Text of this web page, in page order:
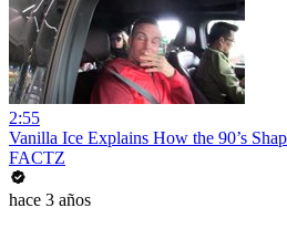
2:55
Vanilla Ice Explains How the 90’s
FACTZ
hace 3 años